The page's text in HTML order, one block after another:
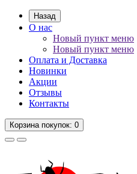
Назад
О нас
Новый пункт меню
Новый пункт меню
Оплата и Доставка
Новинки
Акции
Отзывы
Контакты
Корзинапокупок: 0